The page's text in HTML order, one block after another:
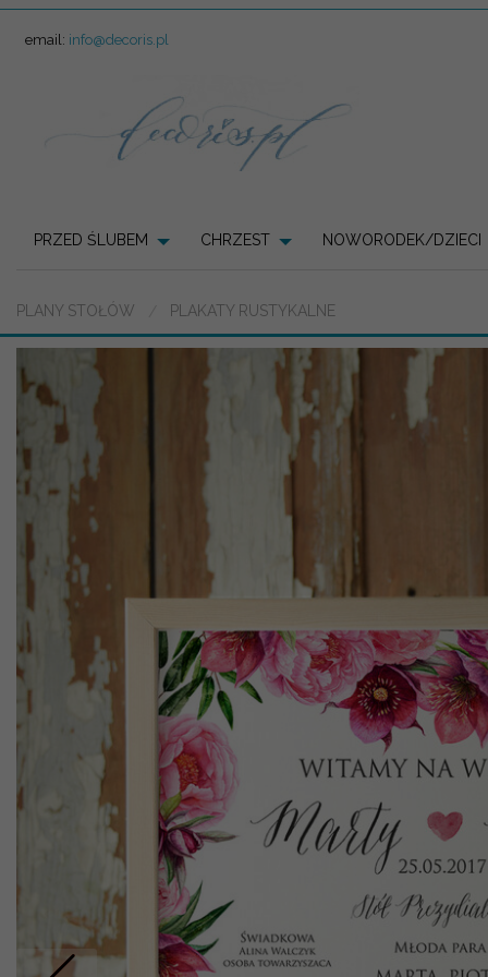
email: info@decoris.pl
PRZED ŚLUBEM CHRZEST NOWORODEK/DZIECI
PLANY STOŁÓW PLAKATY RUSTYKALNE